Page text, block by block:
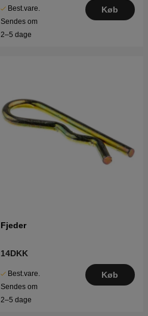
Best.vare.
Sendes om
2–5 dage
Køb
Fjeder
14DKK
Best.vare.
Sendes om
2–5 dage
Køb